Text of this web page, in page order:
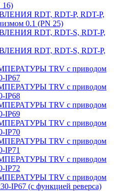
16)
RDT, RDT-P, RDT-P,
0.1 (PN 25)
RDT, RDT-S, RDT-P,
RDT, RDT-S, RDT-P,
TRV с приводом
IP67
TRV с приводом
IP68
TRV с приводом
IP69
TRV с приводом
IP70
TRV с приводом
IP71
TRV с приводом
IP72
TRV с приводом
IP67 (с функцией реверса)